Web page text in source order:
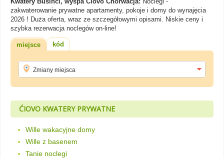
zakwaterowanie prywatne apartamenty, pokoje i domy do wynajęcia
2026 ! Duża oferta, wraz ze szczegółowymi opisami. Niskie ceny i
szybka rezerwacja noclegów on-line!
miejsce kód
ĆIOVO KWATERY PRYWATNE
Wille wakacyjne domy
Wille z basenem
Tanie noclegi